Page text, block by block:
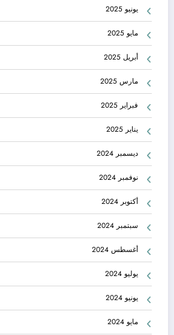
يونيو 2025
مايو 2025
أبريل 2025
مارس 2025
فبراير 2025
يناير 2025
ديسمبر 2024
نوفمبر 2024
أكتوبر 2024
سبتمبر 2024
أغسطس 2024
يوليو 2024
يونيو 2024
مايو 2024